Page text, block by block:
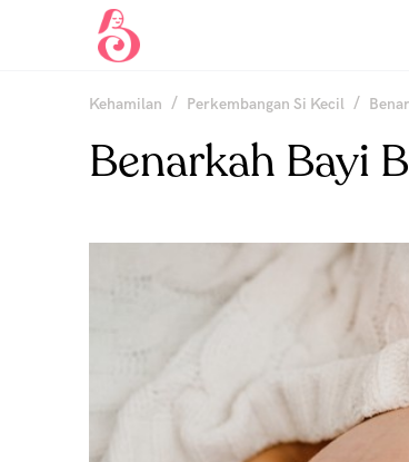
Kehamilan / Perkembangan Si Kecil /
Benarkah Bayi